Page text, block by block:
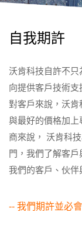
自我期許
沃肯科技自許不
向提供客戶技術支
對客戶來說，沃
與最好的價格加
商來說， 沃肯科
門，我們了解客戶
我們的客戶、伙
-- 我們期許並必